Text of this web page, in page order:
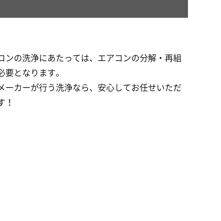
ンの洗浄にあたっては、エアコンの分解・再組
要となります。
ーカーが行う洗浄なら、安心してお任せいただ
！